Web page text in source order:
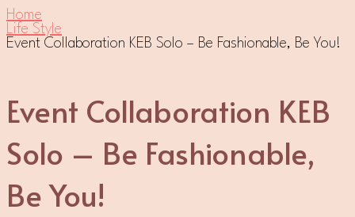
Home
Life Style
Event Collaboration KEB Solo – Be Fashionable, Be You!
Event Collaboration KEB
Solo – Be Fashionable,
Be You!